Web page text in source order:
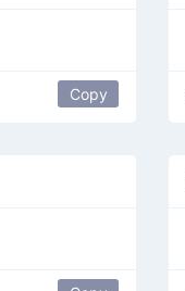
Copy